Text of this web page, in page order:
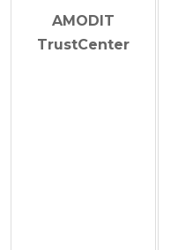
AMODIT
TrustCenter